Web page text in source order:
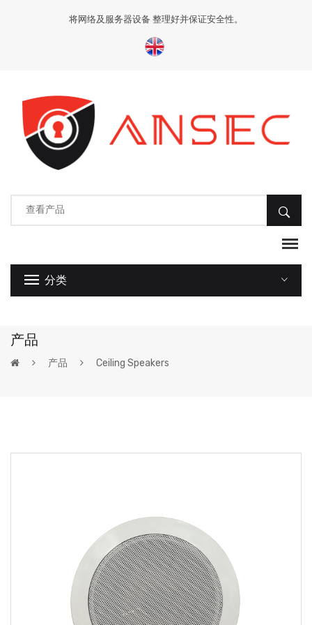
将网络及服务器设备 整理好并保证安全性。
分类
产品
产品 Ceiling Speakers